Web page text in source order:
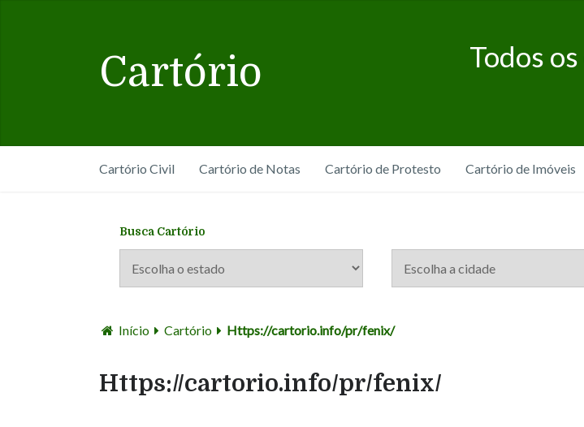
Cartório Todos os
Cartório Civil Cartório de Notas Cartório de Protesto Cartório de Imóveis
Busca Cartório
Início Cartório Https://cartorio.info/pr/fenix/
Https://cartorio.info/pr/fenix/